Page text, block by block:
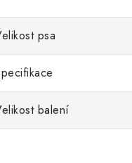
psa
balení